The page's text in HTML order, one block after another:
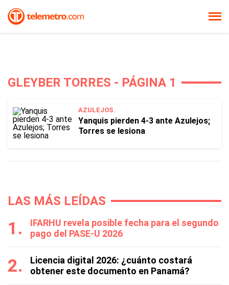
GLEYBER TORRES - PÁGINA 1
AZULEJOS.
Yanquis pierden 4-3 ante Azulejos;
Torres se lesiona
LAS MÁS LEÍDAS
IFARHU revela posible fecha para el segundo
pago del PASE-U 2026
Licencia digital 2026: ¿cuánto costará
obtener este documento en Panamá?